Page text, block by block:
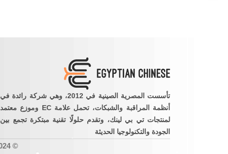
تأسست المصرية الصينية في 2012، وهي شركة رائدة في
أنظمة المراقبة والشبكات، تحمل علامة EC وموزع معتمد
لمنتجات تي بي لينك، وتقدم حلولًا تقنية مبتكرة تجمع بين
الجودة والتكنولوجيا الحديثة
© 2024 جميع حقوق النشر محفوظة للشركة المصرية الصينية